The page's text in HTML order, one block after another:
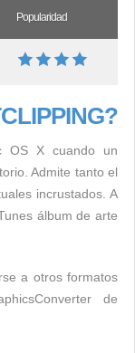
Popularidad
OS X cuando un
Admite tanto el
incrustados. A
álbum de arte
a otros formatos
de